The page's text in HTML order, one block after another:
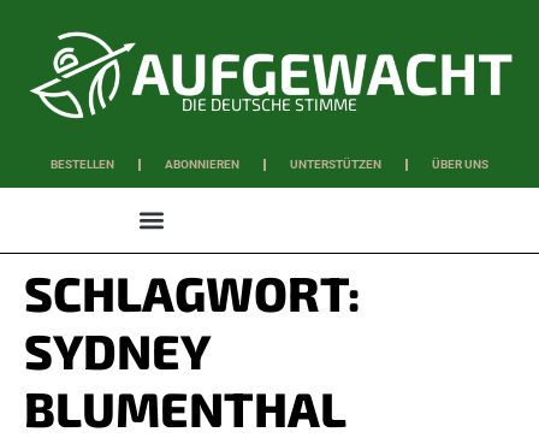
DIE DEUTSCHE STIMME
BESTELLEN ABONNIEREN UNTERSTÜTZEN ÜBER UNS
SCHLAGWORT:
SYDNEY
BLUMENTHAL